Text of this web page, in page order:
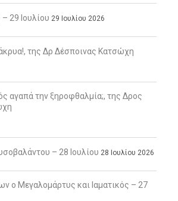
29 Ιουλίου 29 Ιουλίου 2026
της Δρ Δέσποινας Κατσώχη
αγαπά την ξηροφθαλμία;, της Δρος
– 28 Ιουλίου 28 Ιουλίου 2026
ο Μεγαλομάρτυς και Ιαματικός – 27